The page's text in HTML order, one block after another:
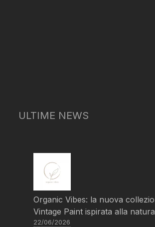
ULTIME NEWS
Organic Vibes: la nuova
Vintage Paint ispirata alla natura
22/06/2026